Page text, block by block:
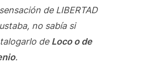
de LIBERTAD
no sabía si
de Loco o de
.